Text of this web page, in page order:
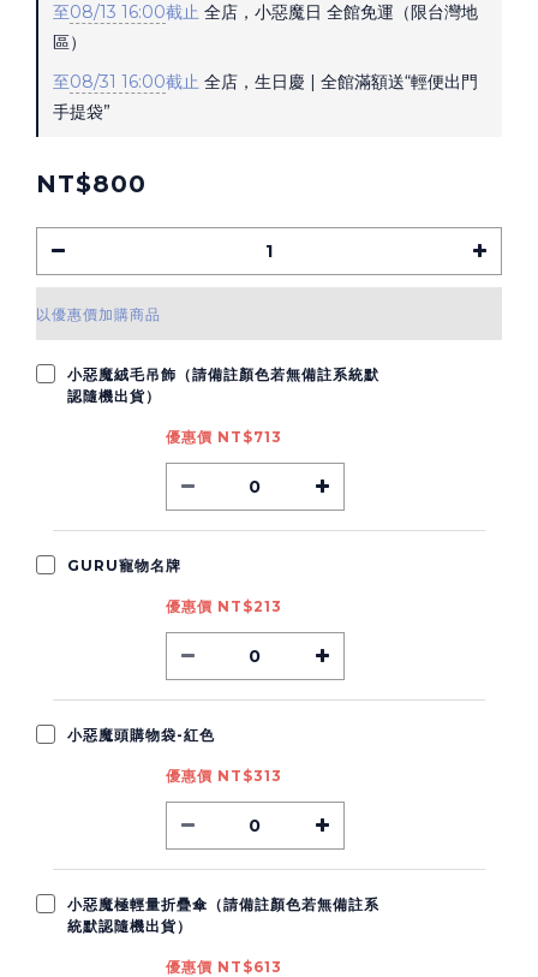
至08/13 16:00截止 全店，小惡魔日 全館免運（限台灣地
區）
至08/31 16:00截止 全店，生日慶 | 全館滿額送“輕便出門
手提袋”
NT$800
以優惠價加購商品
小惡魔絨毛吊飾（請備註顏色若無備註系統默
認隨機出貨）
優惠價 NT$713
GURU寵物名牌
優惠價 NT$213
小惡魔頭購物袋-紅色
優惠價 NT$313
小惡魔極輕量折疊傘（請備註顏色若無備註系
統默認隨機出貨）
優惠價 NT$613